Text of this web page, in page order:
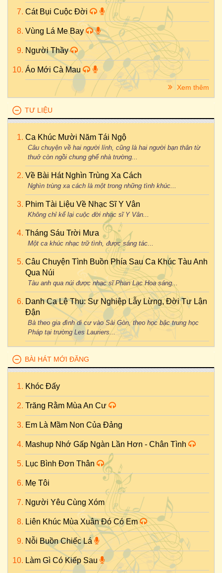
Cát Bụi Cuộc Đời
Vùng Lá Me Bay
Người Thầy
Áo Mới Cà Mau
Xem thêm
TƯ LIỆU
Ca Khúc Mười Năm Tái Ngộ
Câu chuyện về hai người lính, cũng là hai người bạn thân từ
thuở còn ngồi chung ghế nhà trường...
Về Bài Hát Nghìn Trùng Xa Cách
Nghìn trùng xa cách là một trong những tình khúc...
Phim Tài Liệu Về Nhạc Sĩ Y Vân
Không chỉ kể lại cuộc đời nhạc sĩ Y Vân...
Tháng Sáu Trời Mưa
Một ca khúc nhạc trữ tình, được sáng tác...
Câu Chuyện Tình Buồn Phía Sau Ca Khúc Tàu Anh
Qua Núi
Tàu anh qua núi được nhạc sĩ Phan Lạc Hoa sáng...
Danh Ca Lệ Thu: Sự Nghiệp Lẫy Lừng, Đời Tư Lận
Đận
Bà theo gia đình di cư vào Sài Gòn, theo học bậc trung học
Pháp tại trường Les Lauriers...
BÀI HÁT MỚI ĐĂNG
Khóc Đấy
Trăng Rằm Mùa An Cư
Em Là Mầm Non Của Đảng
Mashup Nhớ Gấp Ngàn Lần Hơn - Chân Tình
Lục Bình Đơn Thân
Mẹ Tôi
Người Yêu Cùng Xóm
Liên Khúc Mùa Xuân Đó Có Em
Nỗi Buồn Chiếc Lá
Làm Gì Có Kiếp Sau